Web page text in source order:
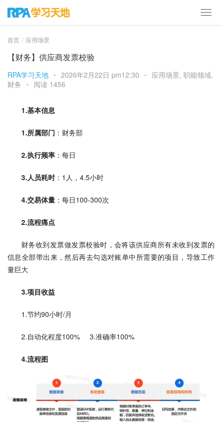
首页 应用场景
【财务】供应商发票校验
RPA学习天地 • 2026年2月22日 pm12:30 • 应用场景, 职能领域,
财务 • 阅读 1456
1.基本信息
1.所属部门 ：财务部
2.执行频率 ：每日
3.人员耗时 ：1人，4.5小时
4.交易体量 ：每日100-300次
2.流程痛点
财务收到发票做发票校验时，会将该供应商所有未收到发票的
信息全部带出来，然后再去勾选对账单中所需要的项目，导致工作
量巨大
3.项目收益
1.节约90小时/月
2.自动化程度100%     3.准确率100%
4.流程图